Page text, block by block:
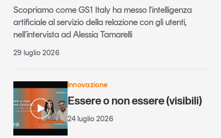
Scopriamo come GS1 Italy ha messo l'intelligenza
artificiale al servizio della relazione con gli utenti,
nell’intervista ad Alessia Tamarelli
29 luglio 2026
Innovazione
Essere o non essere (visibili)
24 luglio 2026